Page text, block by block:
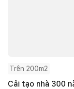
Trên 200m2
Cải tạo nhà 300